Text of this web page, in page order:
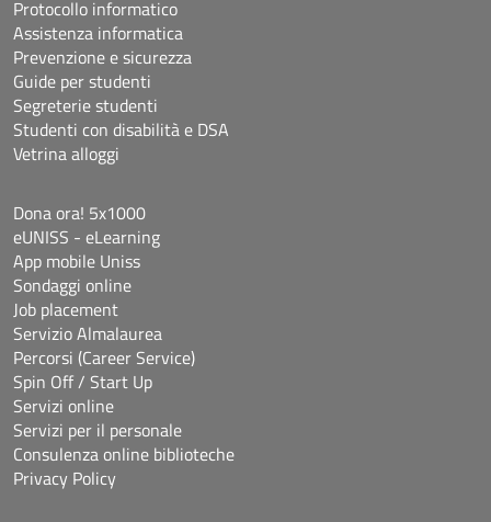
Protocollo informatico
Assistenza informatica
Prevenzione e sicurezza
Guide per studenti
Segreterie studenti
Studenti con disabilità e DSA
Vetrina alloggi
Dona ora! 5x1000
eUNISS - eLearning
App mobile Uniss
Sondaggi online
Job placement
Servizio Almalaurea
Percorsi (Career Service)
Spin Off / Start Up
Servizi online
Servizi per il personale
Consulenza online biblioteche
Privacy Policy